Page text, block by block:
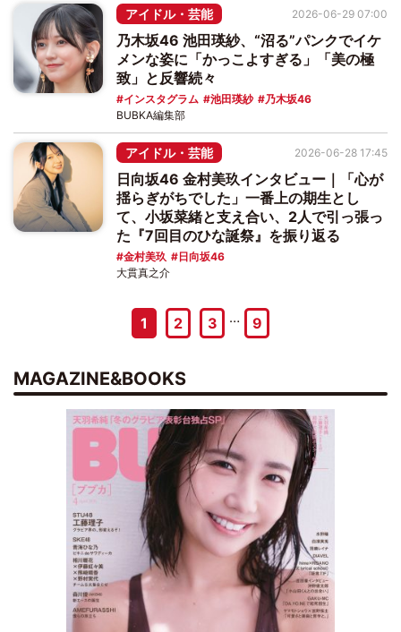
アイドル・芸能
乃木坂46 池田瑛紗、“沼る”パンクでイケ
メンな姿に「かっこよすぎる」「美の極
致」と反響続々
インスタグラム 池田瑛紗 乃木坂46
2026-06-29 07:00
BUBKA編集部
アイドル・芸能
日向坂46 金村美玖インタビュー｜「心が
揺らぎがちでした」一番上の期生とし
て、小坂菜緒と支え合い、2人で引っ張っ
た『7回目のひな誕祭』を振り返る
金村美玖 日向坂46
2026-06-28 17:45
大貫真之介
1 2 3 … 9
MAGAZINE&BOOKS